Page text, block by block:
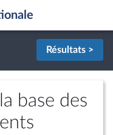
Résultats >
base des